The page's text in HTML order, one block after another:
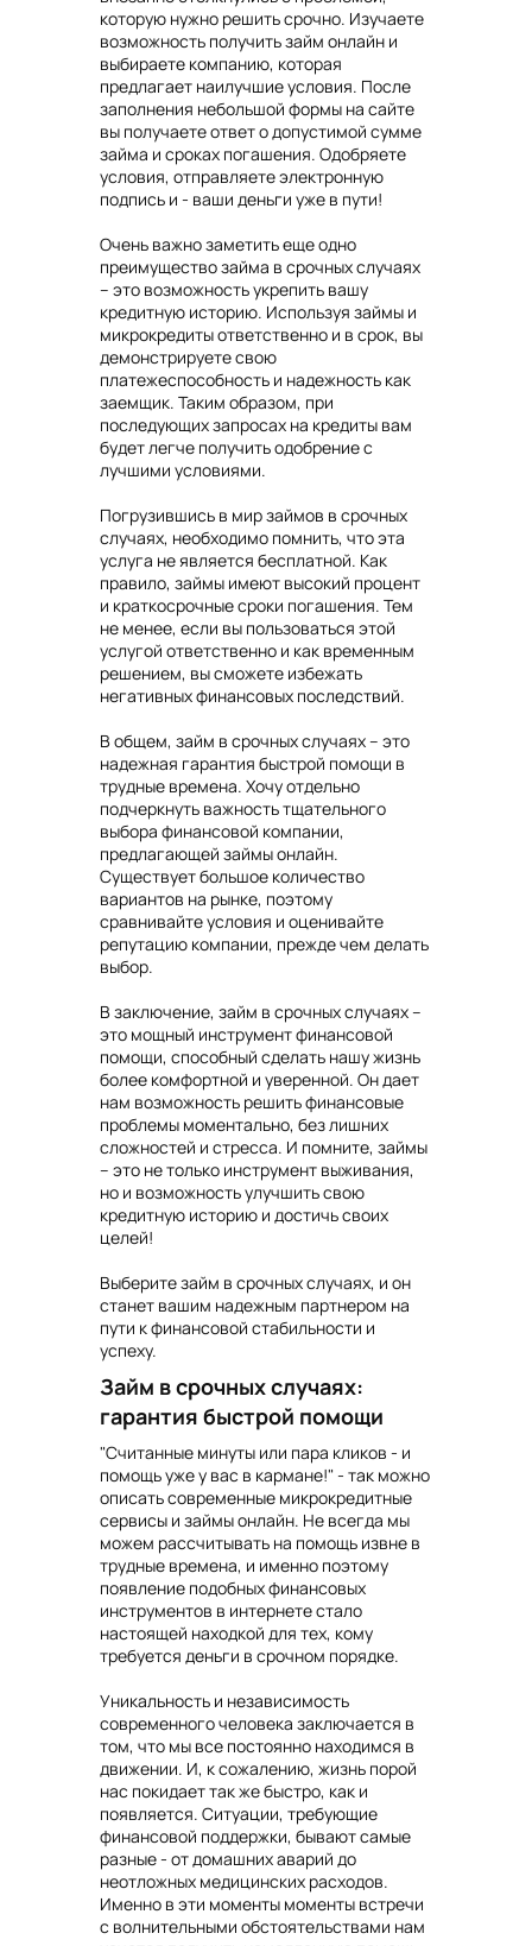
которую нужно решить срочно. Изучаете
возможность получить займ онлайн и
выбираете компанию, которая
предлагает наилучшие условия. После
заполнения небольшой формы на сайте
вы получаете ответ о допустимой сумме
займа и сроках погашения. Одобряете
условия, отправляете электронную
подпись и - ваши деньги уже в пути!
Очень важно заметить еще одно
преимущество займа в срочных случаях
– это возможность укрепить вашу
кредитную историю. Используя займы и
микрокредиты ответственно и в срок, вы
демонстрируете свою
платежеспособность и надежность как
заемщик. Таким образом, при
последующих запросах на кредиты вам
будет легче получить одобрение с
лучшими условиями.
Погрузившись в мир займов в срочных
случаях, необходимо помнить, что эта
услуга не является бесплатной. Как
правило, займы имеют высокий процент
и краткосрочные сроки погашения. Тем
не менее, если вы пользоваться этой
услугой ответственно и как временным
решением, вы сможете избежать
негативных финансовых последствий.
В общем, займ в срочных случаях – это
надежная гарантия быстрой помощи в
трудные времена. Хочу отдельно
подчеркнуть важность тщательного
выбора финансовой компании,
предлагающей займы онлайн.
Существует большое количество
вариантов на рынке, поэтому
сравнивайте условия и оценивайте
репутацию компании, прежде чем делать
выбор.
В заключение, займ в срочных случаях –
это мощный инструмент финансовой
помощи, способный сделать нашу жизнь
более комфортной и уверенной. Он дает
нам возможность решить финансовые
проблемы моментально, без лишних
сложностей и стресса. И помните, займы
– это не только инструмент выживания,
но и возможность улучшить свою
кредитную историю и достичь своих
целей!
Выберите займ в срочных случаях, и он
станет вашим надежным партнером на
пути к финансовой стабильности и
успеху.
Займ в срочных случаях:
гарантия быстрой помощи
"Считанные минуты или пара кликов - и
помощь уже у вас в кармане!" - так можно
описать современные микрокредитные
сервисы и займы онлайн. Не всегда мы
можем рассчитывать на помощь извне в
трудные времена, и именно поэтому
появление подобных финансовых
инструментов в интернете стало
настоящей находкой для тех, кому
требуется деньги в срочном порядке.
Уникальность и независимость
современного человека заключается в
том, что мы все постоянно находимся в
движении. И, к сожалению, жизнь порой
нас покидает так же быстро, как и
появляется. Ситуации, требующие
финансовой поддержки, бывают самые
разные - от домашних аварий до
неотложных медицинских расходов.
Именно в эти моменты моменты встречи
с волнительными обстоятельствами нам